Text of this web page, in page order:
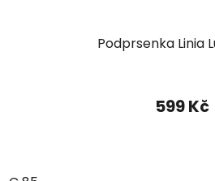
Podprsenka Linia
599 Kč